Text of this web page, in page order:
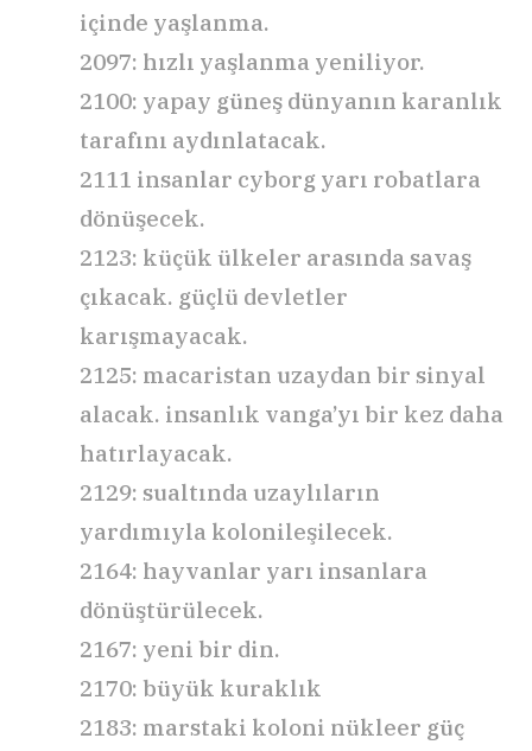
içinde yaşlanma.
2097: hızlı yaşlanma yeniliyor.
2100: yapay güneş dünyanın karanlık
tarafını aydınlatacak.
2111 insanlar cyborg yarı robatlara
dönüşecek.
2123: küçük ülkeler arasında savaş
çıkacak. güçlü devletler
karışmayacak.
2125: macaristan uzaydan bir sinyal
alacak. insanlık vanga’yı bir kez daha
hatırlayacak.
2129: sualtında uzaylıların
yardımıyla kolonileşilecek.
2164: hayvanlar yarı insanlara
dönüştürülecek.
2167: yeni bir din.
2170: büyük kuraklık
2183: marstaki koloni nükleer güç